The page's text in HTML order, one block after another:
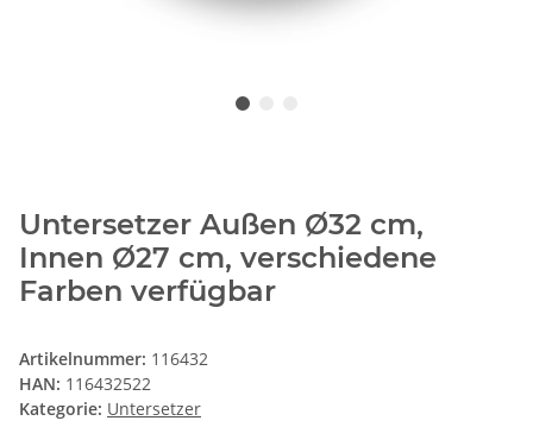
Untersetzer Außen Ø32 cm,
Innen Ø27 cm, verschiedene
Farben verfügbar
Artikelnummer: 116432
HAN: 116432522
Kategorie: Untersetzer